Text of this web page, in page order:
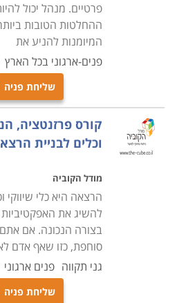
פרטיים. מנהל יכול
ההחלטות הטובות
המיומנות להניע את
פנים-ארגוני בכל הארץ
שליחת פניה
קורס פרזנטציה,
וכלים לבניית
מודל הקוביה
הרצאה היא כלי שיווקי
להשיג את
בצורה הנכונה. אם אתם
סוחפת, כזו שאף אדם
גני תקווה פנים ארגוני
שליחת פניה